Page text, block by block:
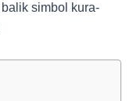
simbol kura-